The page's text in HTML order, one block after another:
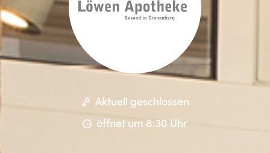
Aktuell geschlossen
öffnet um 8:30 Uhr